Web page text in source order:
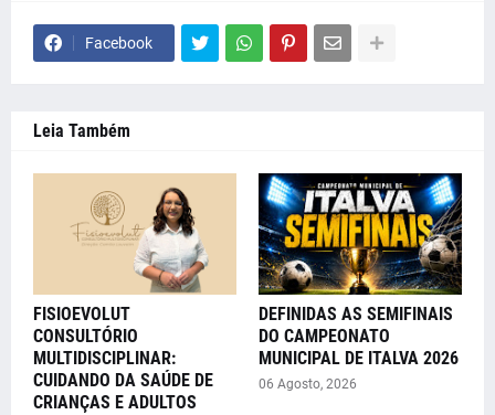
Facebook
Leia Também
FISIOEVOLUT
CONSULTÓRIO
MULTIDISCIPLINAR:
CUIDANDO DA SAÚDE DE
CRIANÇAS E ADULTOS
DEFINIDAS AS SEMIFINAIS
DO CAMPEONATO
MUNICIPAL DE ITALVA 2026
06 Agosto, 2026